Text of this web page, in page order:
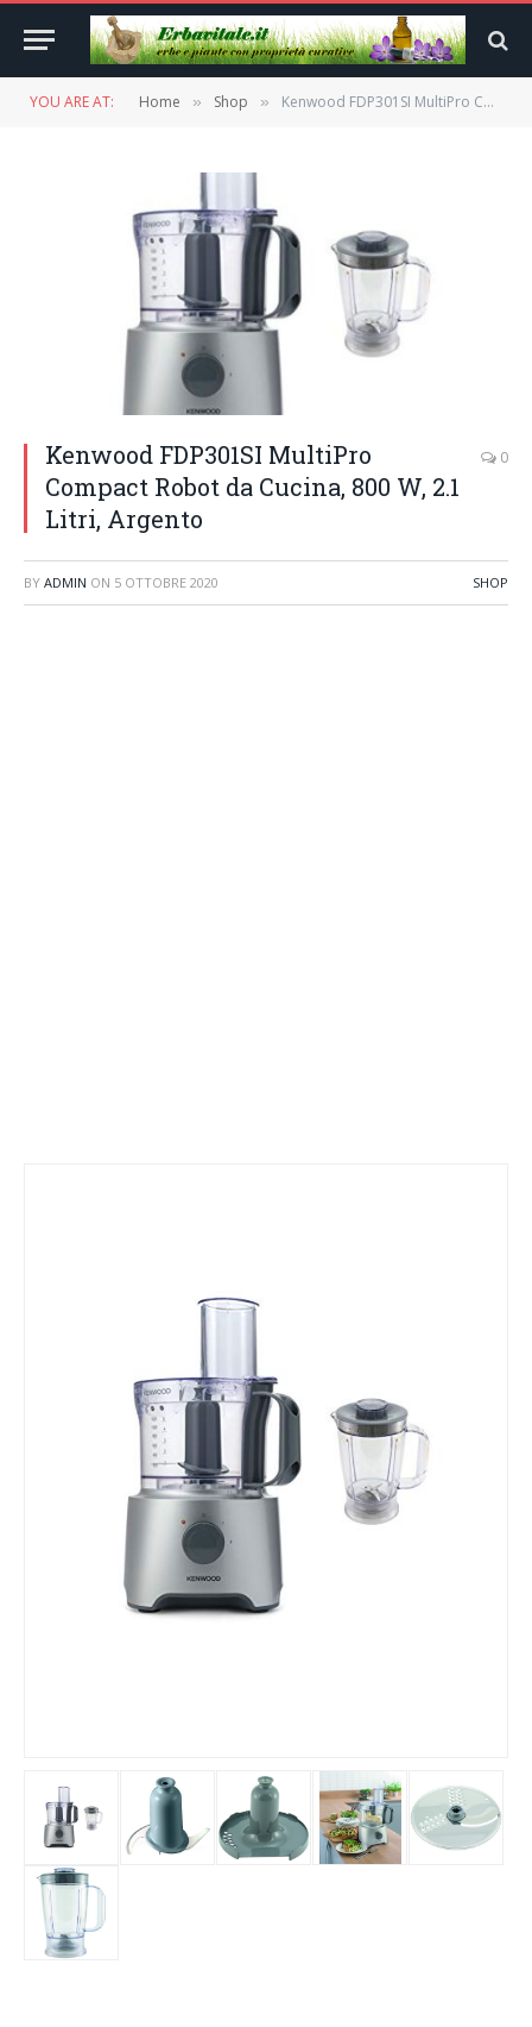
YOU ARE AT: Home » Shop » Kenwood FDP301SI MultiPro Compact Robot da Cucina, 800 W, 2.1 Litri, Argento
Kenwood FDP301SI MultiPro
Compact Robot da Cucina, 800 W, 2.1
Litri, Argento
0
BY ADMIN ON 5 OTTOBRE 2020 SHOP